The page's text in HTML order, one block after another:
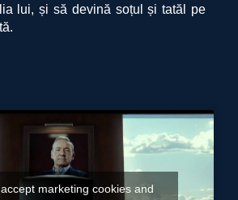
lui, și să devină soțul și tatăl pe
marketing cookies and